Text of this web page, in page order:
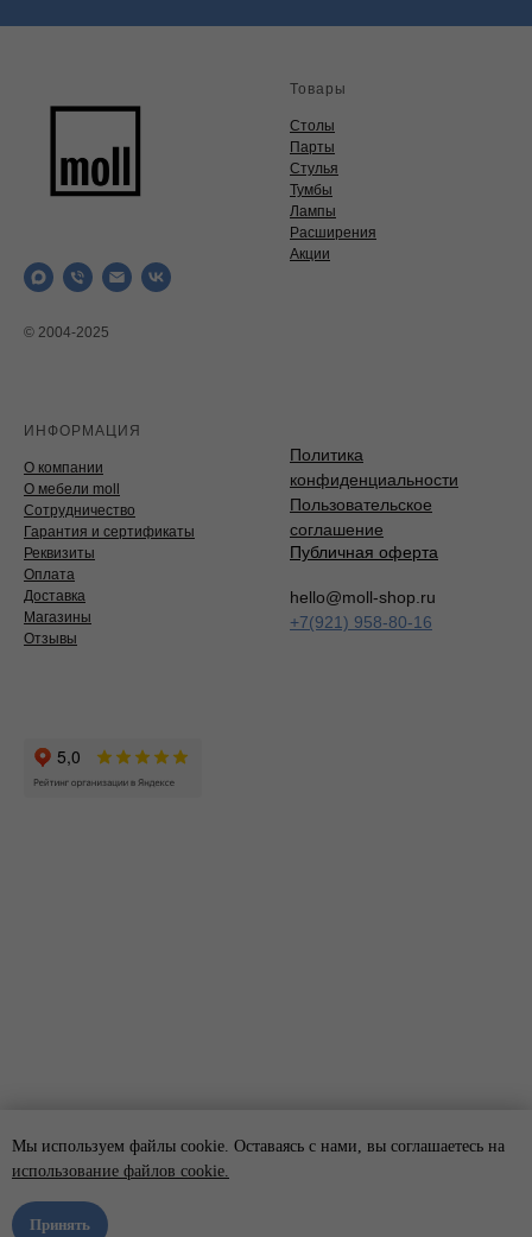
Мы используем файлы cookie. Оставаясь с нами, вы соглашаетесь на
использование файлов cookie.
Принять
© 2004-2025
Товары
Столы
Парты
Стулья
Тумбы
Лампы
Расширения
Акции
ИНФОРМАЦИЯ
О компании
О мебели moll
Сотрудничество
Гарантия и сертификаты
Реквизиты
Оплата
Доставка
Магазины
Отзывы
Политика
конфиденциальности
Пользовательское
соглашение
Публичная оферта
hello@moll-shop.ru
+7(921) 958-80-16